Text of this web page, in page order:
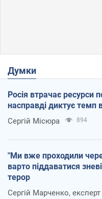
Думки
Росія втрачає ресурси
насправді диктує темп
Сергій Місюра 894
"Ми вже проходили
варто піддаватися
терор
Сергій Марченко, експерт